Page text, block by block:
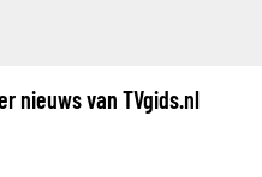
nieuws van TVgids.nl